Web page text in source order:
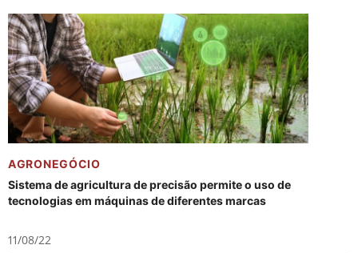
AGRONEGÓCIO
Sistema de agricultura de precisão permite o uso de
tecnologias em máquinas de diferentes marcas
11/08/22